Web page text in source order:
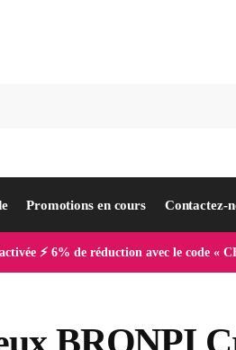
Promotions en cours Contactez-
⚡ 6% de réduction avec le code «